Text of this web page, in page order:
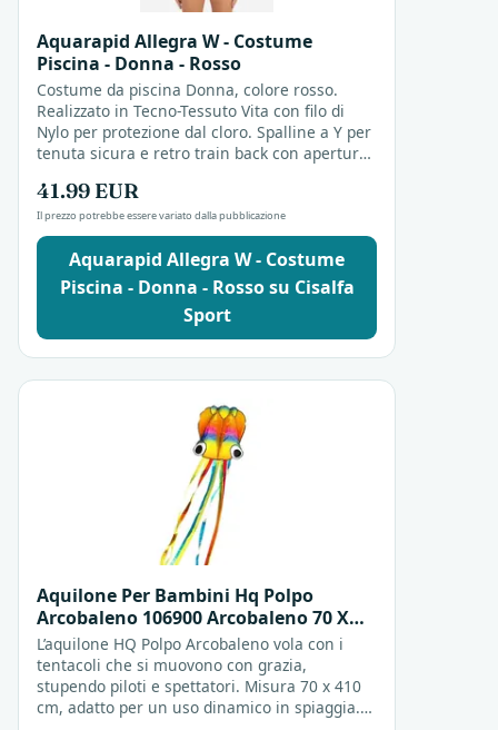
Aquarapid Allegra W - Costume
Piscina - Donna - Rosso
Costume da piscina Donna, colore rosso.
Realizzato in Tecno-Tessuto Vita con filo di
Nylo per protezione dal cloro. Spalline a Y per
tenuta sicura e retro train back con apertura.
41.99 EUR
Il prezzo potrebbe essere variato dalla pubblicazione
Aquarapid Allegra W - Costume
Piscina - Donna - Rosso su Cisalfa
Sport
Aquilone Per Bambini Hq Polpo
Arcobaleno 106900 Arcobaleno 70 X
410 Cm Aquiloni Acrobatici
L’aquilone HQ Polpo Arcobaleno vola con i
tentacoli che si muovono con grazia,
stupendo piloti e spettatori. Misura 70 x 410
cm, adatto per un uso dinamico in spiaggia.